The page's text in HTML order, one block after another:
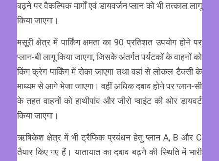
बढ़ने पर वैकल्पिक मार्गों एवं डायवर्जन प्लान को भी तत्काल लागू
किया जाएगा।
मसूरी क्षेत्र में पार्किंग क्षमता का 90 प्रतिशत उपयोग होने पर
प्लान-बी लागू किया जाएगा, जिसके अंतर्गत पर्यटकों के वाहनों को
किंग क्रेग पार्किंग में रोका जाएगा तथा वहां से लोकल टैक्सी के
माध्यम से आगे भेजा जाएगा। वहीं अधिक दबाव होने पर प्लान-सी
के तहत वाहनों को हाथीपांव और जीरो प्वाइंट की ओर डायवर्ट
किया जाएगा।
ऋषिकेश क्षेत्र में भी ट्रैफिक प्रबंधन हेतु प्लान A, B और C
तैयार किए गए हैं। यातायात का दबाव बढ़ने की स्थिति में भारी